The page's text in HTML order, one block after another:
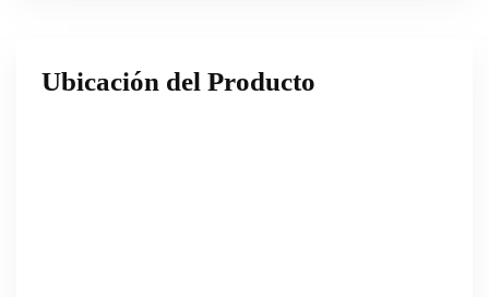
Ubicación del Producto